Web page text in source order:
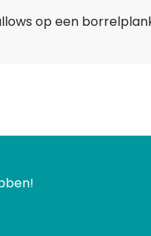
op een